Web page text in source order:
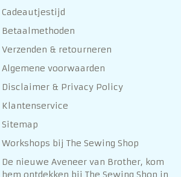
Cadeautjestijd
Betaalmethoden
Verzenden & retourneren
Algemene voorwaarden
Disclaimer & Privacy Policy
Klantenservice
Sitemap
Workshops bij The Sewing Shop
De nieuwe Aveneer van Brother, kom
hem ontdekken bij The Sewing Shop in